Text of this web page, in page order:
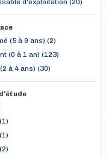
d'exploitation (20)
(5 à 9 ans) (2)
(0 à 1 an) (123)
à 4 ans) (30)